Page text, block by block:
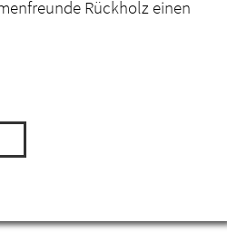
Rückholz einen